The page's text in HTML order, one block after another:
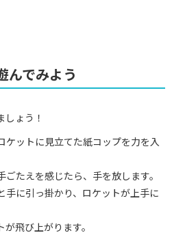
んでみよう
ょう！
ットに見立てた紙コップを力を入
たえを感じたら、手を放します。
に引っ掛かり、ロケットが上手に
飛び上がります。